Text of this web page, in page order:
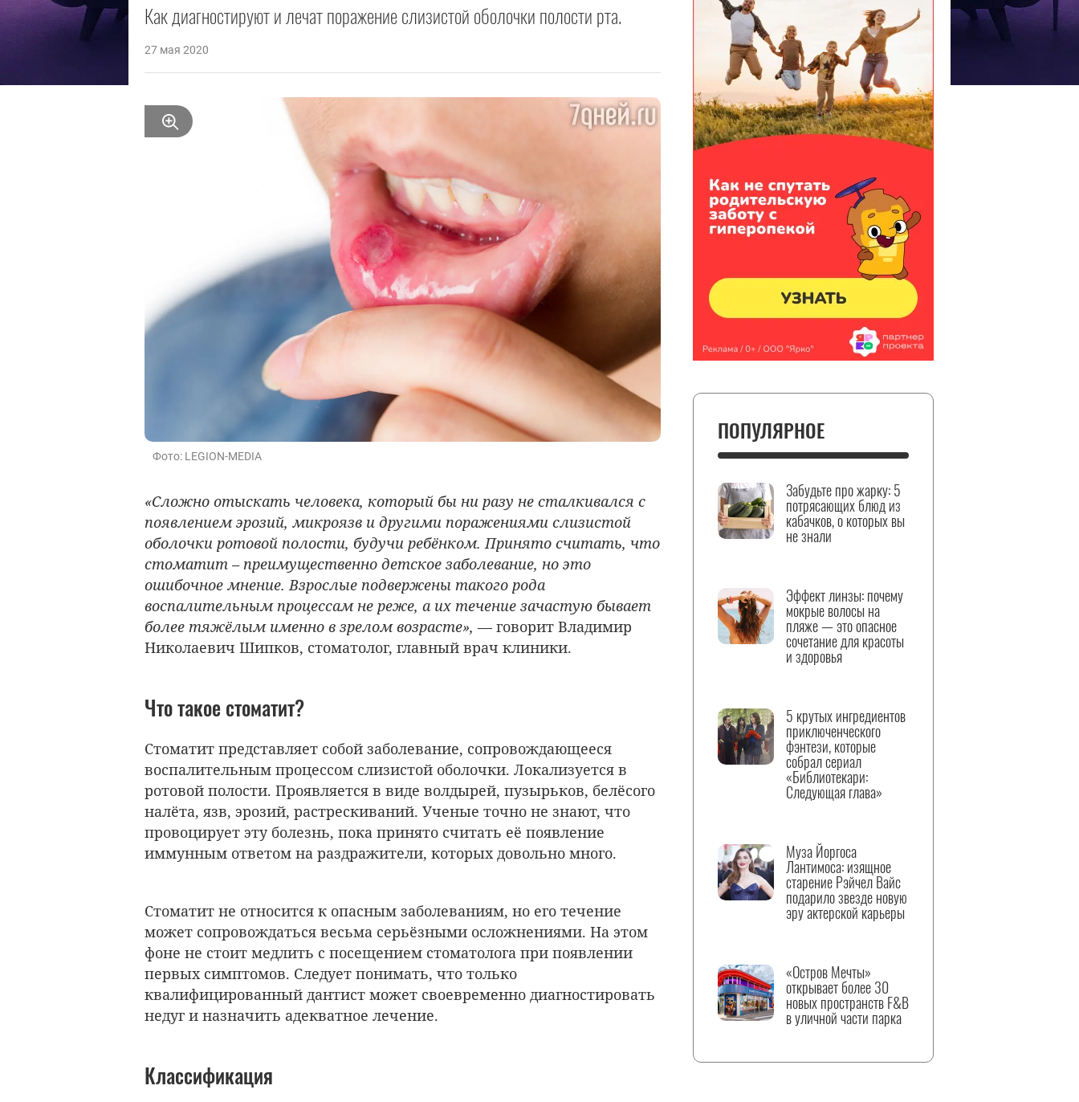
Как диагностируют и лечат поражение слизистой оболочки полости рта.
27 мая 2020
Фото: LEGION-MEDIA
«Сложно отыскать человека, который бы ни разу не сталкивался с
появлением эрозий, микроязв и другими поражениями слизистой
оболочки ротовой полости, будучи ребёнком. Принято считать, что
стоматит – преимущественно детское заболевание, но это
ошибочное мнение. Взрослые подвержены такого рода
воспалительным процессам не реже, а их течение зачастую бывает
более тяжёлым именно в зрелом возрасте», — говорит Владимир
Николаевич Шипков, стоматолог, главный врач клиники.
Что такое стоматит?
Стоматит представляет собой заболевание, сопровождающееся
воспалительным процессом слизистой оболочки. Локализуется в
ротовой полости. Проявляется в виде волдырей, пузырьков, белёсого
налёта, язв, эрозий, растрескиваний. Ученые точно не знают, что
провоцирует эту болезнь, пока принято считать её появление
иммунным ответом на раздражители, которых довольно много.
Стоматит не относится к опасным заболеваниям, но его течение
может сопровождаться весьма серьёзными осложнениями. На этом
фоне не стоит медлить с посещением стоматолога при появлении
первых симптомов. Следует понимать, что только
квалифицированный дантист может своевременно диагностировать
недуг и назначить адекватное лечение.
Классификация
ПОПУЛЯРНОЕ
Забудьте про жарку: 5
потрясающих блюд из
кабачков, о которых вы
не знали
Эффект линзы: почему
мокрые волосы на
пляже — это опасное
сочетание для красоты
и здоровья
5 крутых ингредиентов
приключенческого
фэнтези, которые
собрал сериал
«Библиотекари:
Следующая глава»
Муза Йоргоса
Лантимоса: изящное
старение Рэйчел Вайс
подарило звезде новую
эру актерской карьеры
«Остров Мечты»
открывает более 30
новых пространств F&B
в уличной части парка